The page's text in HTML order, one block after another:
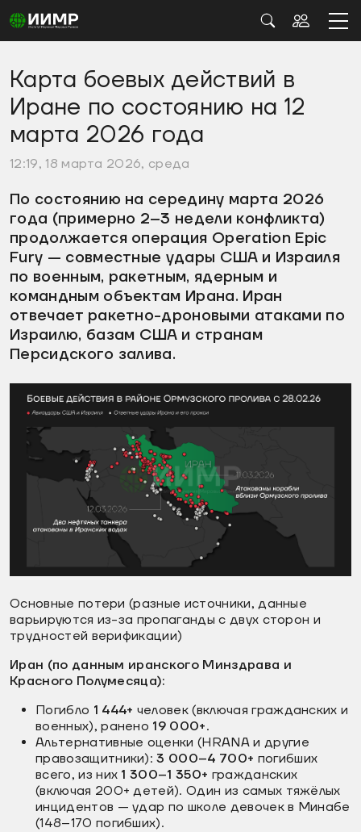
Карта боевых действий в
Иране по состоянию на 12
марта 2026 года
12:19, 18 марта 2026, среда
По состоянию на середину марта 2026
года (примерно 2–3 недели конфликта)
продолжается операция Operation Epic
Fury — совместные удары США и Израиля
по военным, ракетным, ядерным и
командным объектам Ирана. Иран
отвечает ракетно-дроновыми атаками по
Израилю, базам США и странам
Персидского залива.
Основные потери (разные источники, данные
варьируются из-за пропаганды с двух сторон и
трудностей верификации)
Иран (по данным иранского Минздрава и
Красного Полумесяца):
Погибло 1 444+ человек (включая гражданских и
военных), ранено 19 000+.
Альтернативные оценки (HRANA и другие
правозащитники):3 000–4 700+ погибших
всего, из них 1 300–1 350+ гражданских
(включая 200+ детей). Один из самых тяжёлых
инцидентов — удар по школе девочек в Минабе
(148–170 погибших).